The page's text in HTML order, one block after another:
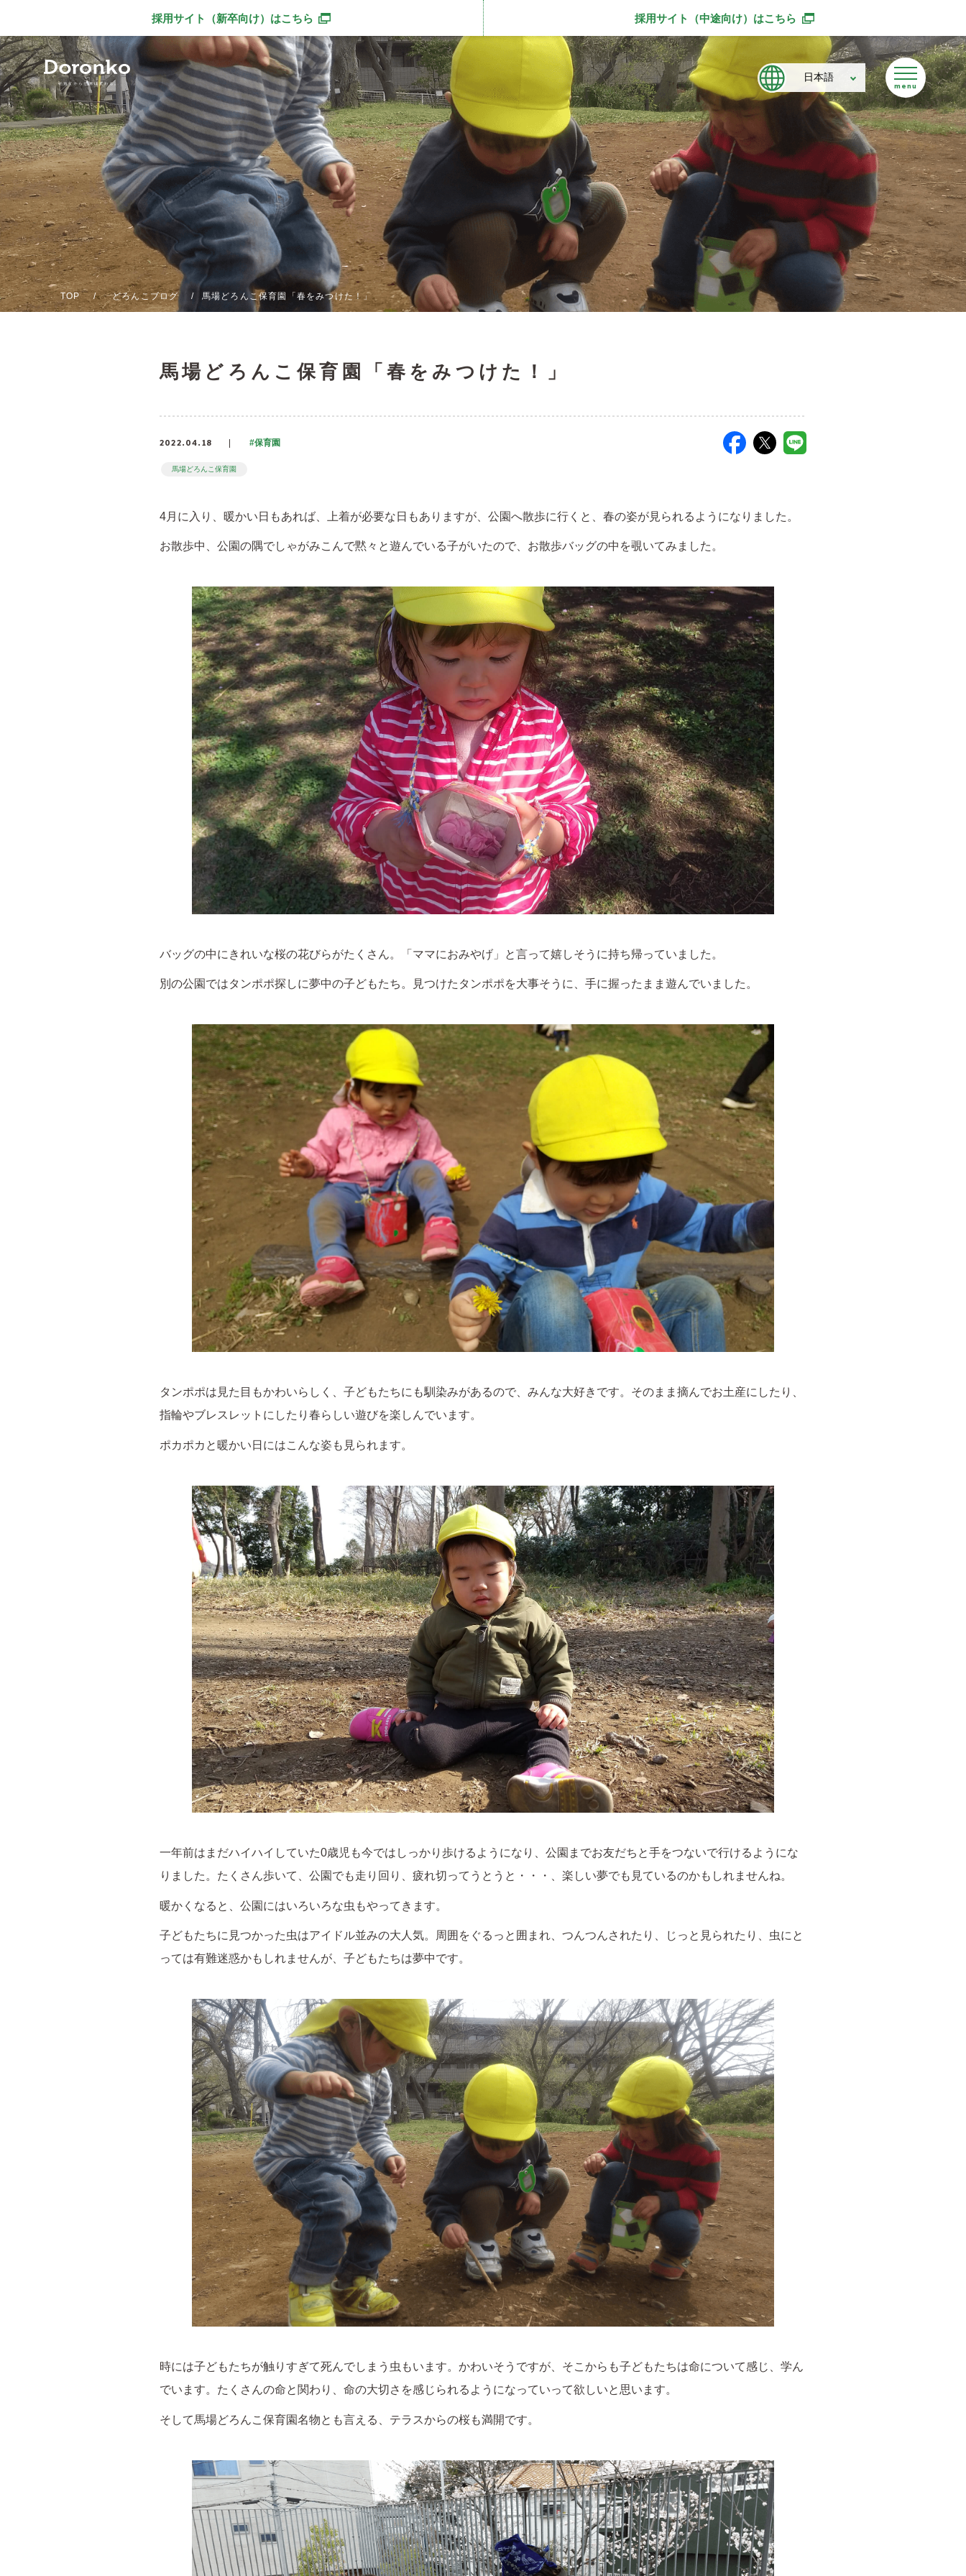
採用サイト（新卒向け） はこちら
別ウィンドウで開きます 採用サイト（中途向け） はこちら
別ウィンドウで開きます
日本語
TOP どろんこブログ 馬場どろんこ保育園「春をみつけた！」
馬場どろんこ保育園「春をみつけた！」
2022.04.18 #保育園
馬場どろんこ保育園
4月に入り、暖かい日もあれば、上着が必要な日もありますが、公園へ散歩に行くと、春の姿が見られるようになりました。
お散歩中、公園の隅でしゃがみこんで黙々と遊んでいる子がいたので、お散歩バッグの中を覗いてみました。
バッグの中にきれいな桜の花びらがたくさん。「ママにおみやげ」と言って嬉しそうに持ち帰っていました。
別の公園ではタンポポ探しに夢中の子どもたち。見つけたタンポポを大事そうに、手に握ったまま遊んでいました。
タンポポは見た目もかわいらしく、子どもたちにも馴染みがあるので、みんな大好きです。そのまま摘んでお土産にしたり、
指輪やブレスレットにしたり春らしい遊びを楽しんでいます。
ポカポカと暖かい日にはこんな姿も見られます。
一年前はまだハイハイしていた0歳児も今ではしっかり歩けるようになり、公園までお友だちと手をつないで行けるようにな
りました。たくさん歩いて、公園でも走り回り、疲れ切ってうとうと・・・、楽しい夢でも見ているのかもしれませんね。
暖かくなると、公園にはいろいろな虫もやってきます。
子どもたちに見つかった虫はアイドル並みの大人気。周囲をぐるっと囲まれ、つんつんされたり、じっと見られたり、虫にと
っては有難迷惑かもしれませんが、子どもたちは夢中です。
時には子どもたちが触りすぎて死んでしまう虫もいます。かわいそうですが、そこからも子どもたちは命について感じ、学ん
でいます。たくさんの命と関わり、命の大切さを感じられるようになっていって欲しいと思います。
そして馬場どろんこ保育園名物とも言える、テラスからの桜も満開です。